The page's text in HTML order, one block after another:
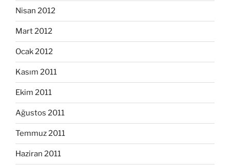
Nisan 2012
Mart 2012
Ocak 2012
Kasım 2011
Ekim 2011
Ağustos 2011
Temmuz 2011
Haziran 2011